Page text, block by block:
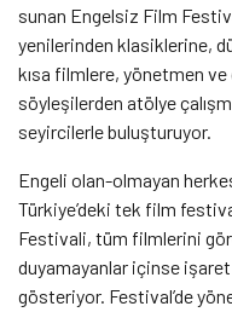
sunan Engelsiz Film
yenilerinden klasiklerine,
kısa filmlere, yönetmen ve
söyleşilerden atölye
seyircilerle buluşturuyor.
Engeli olan-olmayan
Türkiye’deki tek film
Festivali, tüm filmlerini
duyamayanlar içinse işaret
gösteriyor. Festival’de